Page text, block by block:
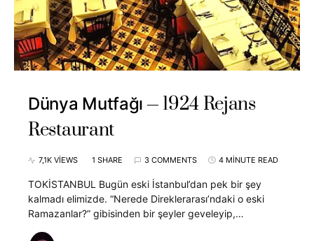
Dünya Mutfağı
1924 Rejans
Restaurant
7,1K VIEWS 1 SHARE 3 COMMENTS 4 MINUTE READ
TOKİSTANBUL Bugün eski İstanbul’dan pek bir şey
kalmadı elimizde. “Nerede Direklerarası’ndaki o eski
Ramazanlar?” gibisinden bir şeyler geveleyip,…